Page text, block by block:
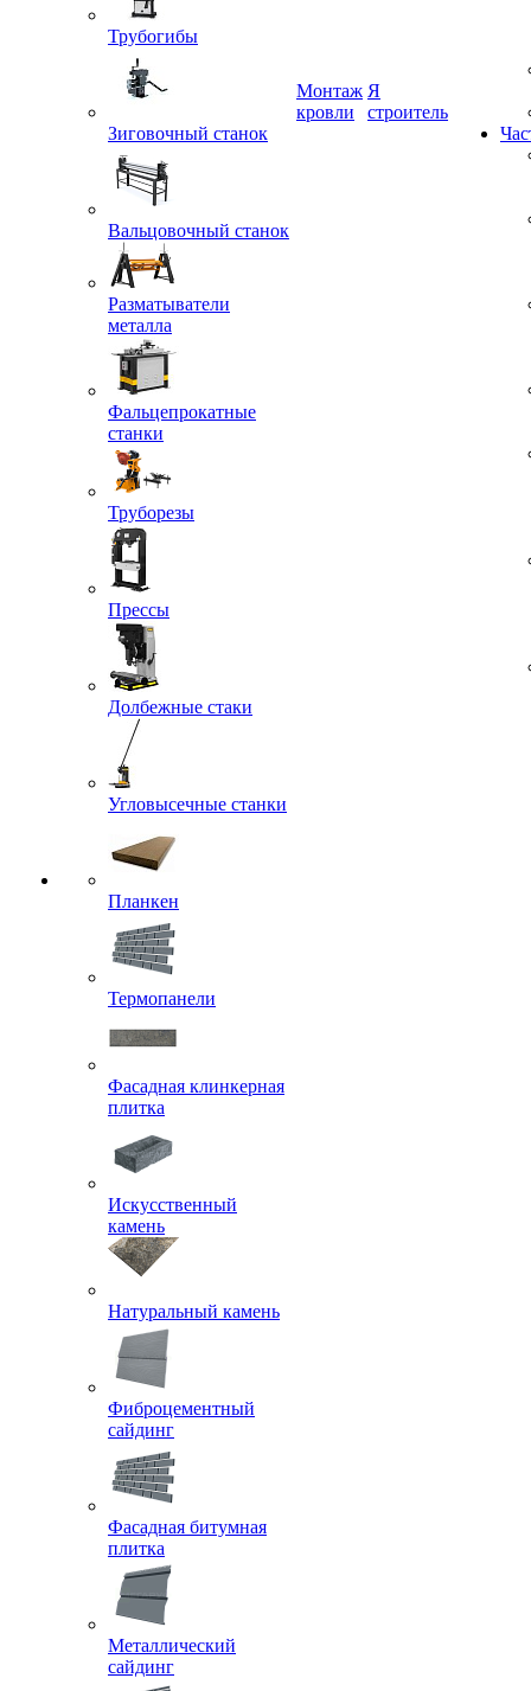
Трубогибы
Зиговочный станок
Вальцовочный станок
Разматыватели
металла
Фальцепрокатные
станки
Труборезы
Прессы
Долбежные стаки
Угловысечные станки
Планкен
Термопанели
Фасадная клинкерная
плитка
Искусственный
камень
Натуральный камень
Фиброцементный
сайдинг
Фасадная битумная
плитка
Металлический
сайдинг
Монтаж
Я